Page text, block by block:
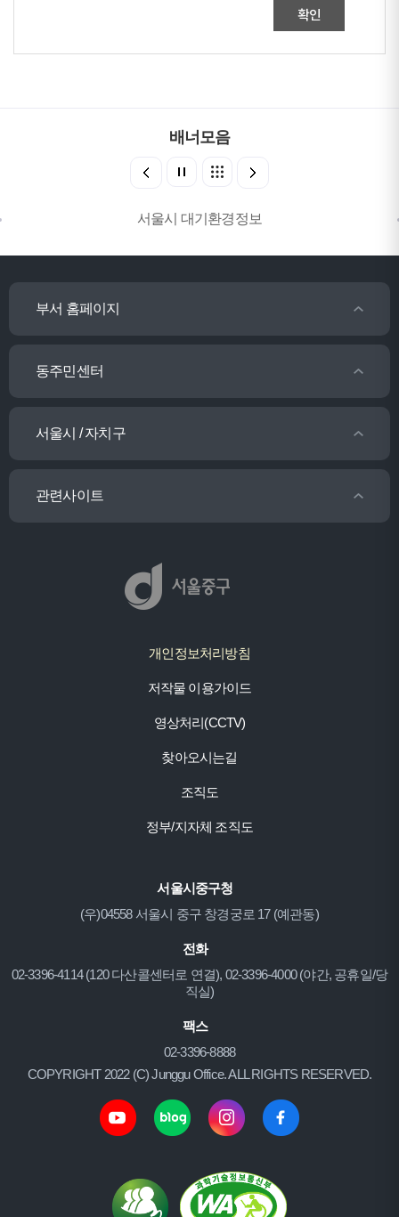
확인
배너모음
서울시 대기환경정보
부서 홈페이지
동주민센터
서울시 / 자치구
관련사이트
개인정보처리방침
저작물 이용가이드
영상처리(CCTV)
찾아오시는길
조직도
정부/지자체 조직도
서울시중구청
(우)04558 서울시 중구 창경궁로 17 (예관동)
전화
02-3396-4114 (120 다산콜센터로 연결), 02-3396-4000 (야간, 공휴일/당
직실)
팩스
02-3396-8888
COPYRIGHT 2022 (C) Junggu Office. ALL RIGHTS RESERVED.